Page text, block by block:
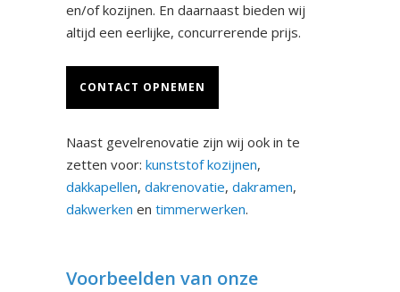
en/of kozijnen. En daarnaast bieden wij
altijd een eerlijke, concurrerende prijs.
CONTACT OPNEMEN
Naast gevelrenovatie zijn wij ook in te
zetten voor: kunststof kozijnen,
dakkapellen, dakrenovatie, dakramen,
dakwerken en timmerwerken.
Voorbeelden van onze